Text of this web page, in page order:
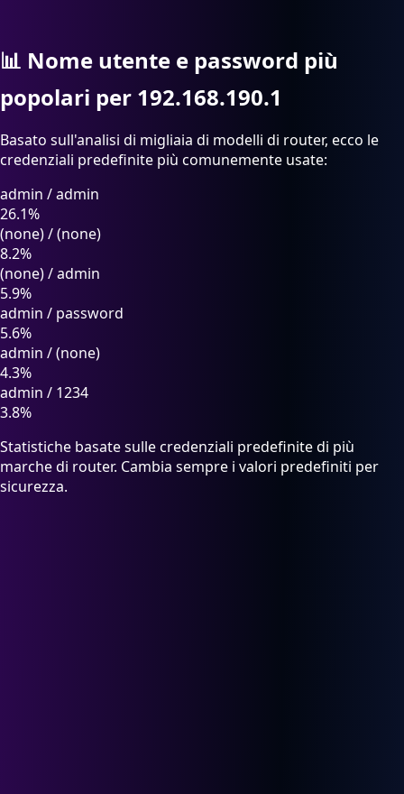
📊 Nome utente e password più
popolari per 192.168.190.1
Basato sull'analisi di migliaia di modelli di router, ecco le
credenziali predefinite più comunemente usate:
admin /admin
26.1%
(none)/(none)
8.2%
(none)/admin
5.9%
admin / password
5.6%
admin /(none)
4.3%
admin / 1234
3.8%
Statistiche basate sulle credenziali predefinite di più
marche di router. Cambia sempre i valori predefiniti per
sicurezza.